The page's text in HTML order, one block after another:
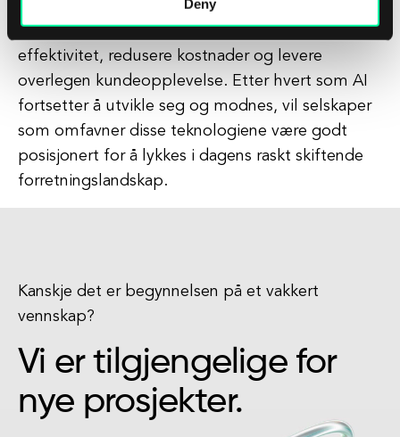
Deny
logistikkoperasjonene sine, og forbedre
prosessene for lagerstyring for å drive
effektivitet, redusere kostnader og levere
overlegen kundeopplevelse. Etter hvert som AI
fortsetter å utvikle seg og modnes, vil selskaper
som omfavner disse teknologiene være godt
posisjonert for å lykkes i dagens raskt skiftende
forretningslandskap.
Kanskje det er begynnelsen på et vakkert
vennskap?
Vi er tilgjengelige for
nye prosjekter.